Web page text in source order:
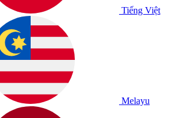
Tiếng Việt
Melayu